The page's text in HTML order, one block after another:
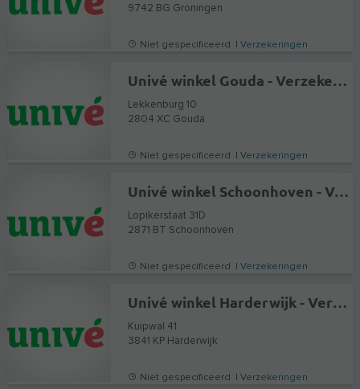
9742 BG Groningen
Niet gespecificeerd |Verzekeringen
Univé winkel Gouda - Verzekeringen en Hypotheekadvies
Lekkenburg 10
2804 XC Gouda
Niet gespecificeerd |Verzekeringen
Univé winkel Schoonhoven - Verzekeringen en Hypotheekadvies
Lopikerstaat 31D
2871 BT Schoonhoven
Niet gespecificeerd |Verzekeringen
Univé winkel Harderwijk - Verzekeringen en Hypotheekadvies
Kuipwal 41
3841 KP Harderwijk
Niet gespecificeerd |Verzekeringen